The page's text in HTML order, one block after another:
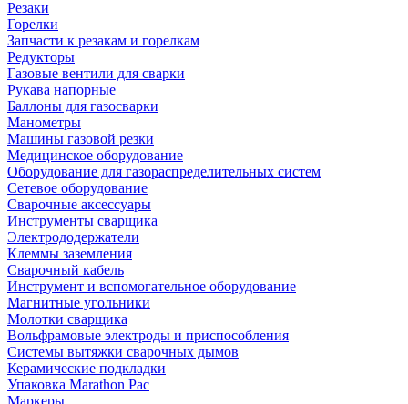
Резаки
Горелки
Запчасти к резакам и горелкам
Редукторы
Газовые вентили для сварки
Рукава напорные
Баллоны для газосварки
Манометры
Машины газовой резки
Медицинское оборудование
Оборудование для газораспределительных систем
Сетевое оборудование
Сварочные аксессуары
Инструменты сварщика
Электрододержатели
Клеммы заземления
Сварочный кабель
Инструмент и вспомогательное оборудование
Магнитные угольники
Молотки сварщика
Вольфрамовые электроды и приспособления
Системы вытяжки сварочных дымов
Керамические подкладки
Упаковка Marathon Pac
Маркеры